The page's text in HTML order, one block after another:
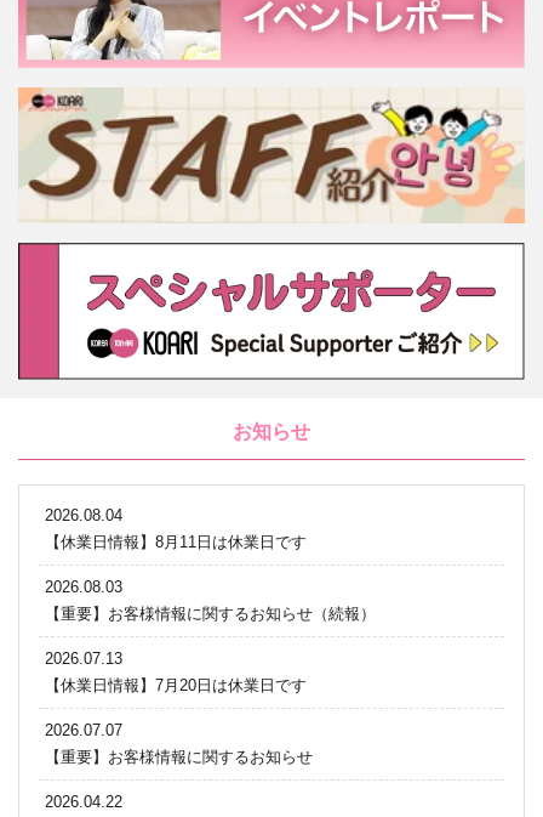
お知らせ
2026.08.04
【休業日情報】8月11日は休業日です
2026.08.03
【重要】お客様情報に関するお知らせ（続報）
2026.07.13
【休業日情報】7月20日は休業日です
2026.07.07
【重要】お客様情報に関するお知らせ
2026.04.22